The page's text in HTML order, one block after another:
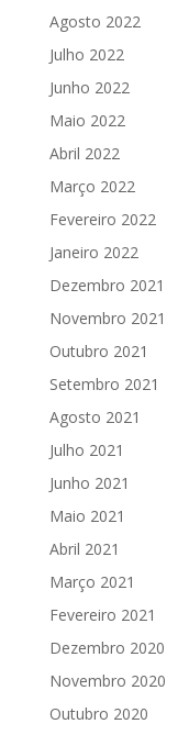
Agosto 2022
Julho 2022
Junho 2022
Maio 2022
Abril 2022
Março 2022
Fevereiro 2022
Janeiro 2022
Dezembro 2021
Novembro 2021
Outubro 2021
Setembro 2021
Agosto 2021
Julho 2021
Junho 2021
Maio 2021
Abril 2021
Março 2021
Fevereiro 2021
Dezembro 2020
Novembro 2020
Outubro 2020